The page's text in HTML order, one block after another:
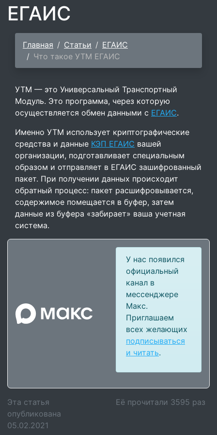
ЕГАИС
Главная Статьи
ЕГАИС
Что такое УТМ ЕГАИС
УТМ — это Универсальный Транспортный
Модуль. Это программа, через которую
осуществляется обмен данными с ЕГАИС.
Именно УТМ использует криптографические
средства и данные КЭП ЕГАИС вашей
организации, подготавливает специальным
образом и отправляет в ЕГАИС зашифрованный
пакет. При получении данных происходит
обратный процесс: пакет расшифровывается,
содержимое помещается в буфер, затем
данные из буфера «забирает» ваша учетная
система.
У нас появился
официальный
канал в
мессенджере
Макс.
Приглашаем
всех желающих
подписываться
и читать.
Эта статья
опубликована
05.02.2021
Её прочитали 3595 раз